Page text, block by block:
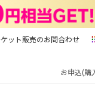
ット販売のお問合わせ
お申込(購